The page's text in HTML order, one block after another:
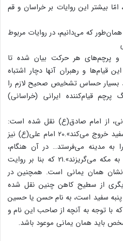
بیشتر این روایات بر خراسان و قم
که می‌دانیم، در روایات مربوط
و پرچم‌های هر حرکت بیان شده تا
قیام‌ها و رهبران آنها دچار اشتباه
بسیار حساس تشخیص صحیح لازم را
پرچم قیام‌کننده ایرانی (خراسانی)
از امام صادق(ع) نقل شده است:
«یمانی از یمن با پرچم‌های سفید خروج می‌کند».20 امام علی(ع) نیز
به مدینه می‌فرستد… در آن هنگام،
مهدی و سپیدنشان از مدینه به مکه می‌گریزند».21 که بنا بر روایت
همان یمانی است. همچنین در
از سطیح کاهن چنین نقل شده
پنبه سفید است، به نام حسن یا حسین
از صنعای یمن قیام می‌کند۲۲ که با توجه به آنچه از صاحب این نام و
باید همان یمانی موعود باشد.